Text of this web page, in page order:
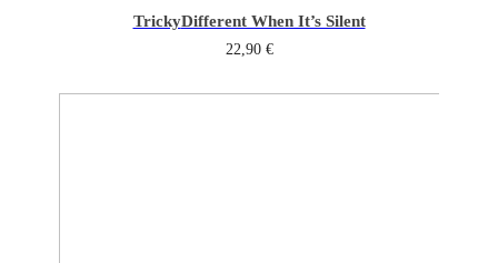
TrickyDifferent When It’s Silent
22,90 €